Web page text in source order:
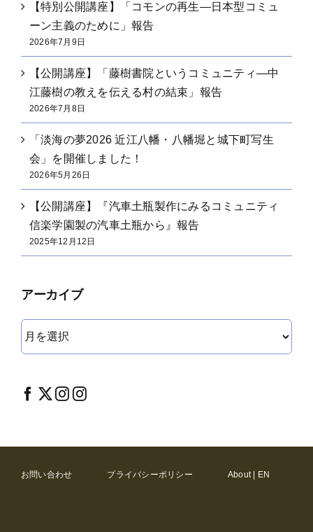
【特別公開講座】「コモンの再生―日本型コミュ
ーン主義のために」報告
2026年7月9日
【公開講座】「藤樹書院というコミュニティ―中
江藤樹の教えを伝える村の結束」報告
2026年7月8日
「淡海の夢2026 近江八幡・八幡堀と城下町写生
会」を開催しました！
2026年5月26日
【公開講座】『汽車土瓶製作にみるコミュニティ
信楽学園製の汽車土瓶から』報告
2025年12月12日
アーカイブ
イ
ブ
お問い合わせ プライバシーポリシー About | EN